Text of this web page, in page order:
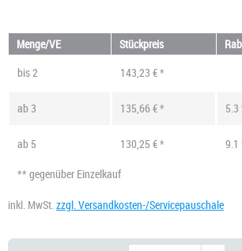
Menge/VE Stückpreis
bis2 143,23 € *
ab 3 135,66 € * 5.3
ab 5 130,25 € *
9.1
** gegenüber Einzelkauf
inkl. MwSt. zzgl. Versandkosten-/Servicepauschale